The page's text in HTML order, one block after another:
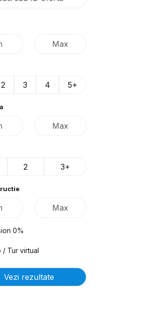
2 3 4 5+
2 3+
0%
/ Tur virtual
Vezi rezultate